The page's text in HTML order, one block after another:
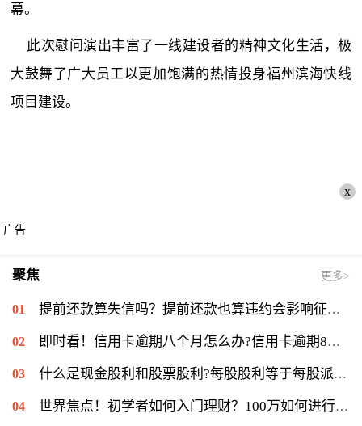
幕。
此次慰问演出丰富了一线建设者的精神文化生活，极
大鼓舞了广大员工以更加饱满的热情投身福州滨海快线
项目建设。
x
广告
聚焦 更多>
提前还款算失信吗？提前还款也算违约会影响征信？
即时看！信用卡逾期八个月怎么办?信用卡逾期8个月可以减免利息吗?
什么是现金股利和股票股利?每股股利等于每股派息吗? 当前快看
世界焦点！初学者如何入门理财？100万如何进行最优资产配置？